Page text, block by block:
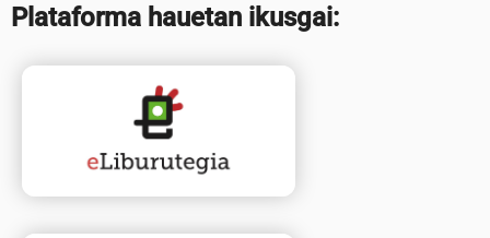
Plataforma hauetan ikusgai: